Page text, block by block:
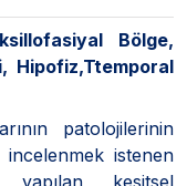
Bölge,
Hipofiz,Ttemporal
patolojilerinin
incelenmek istenen
kesitsel